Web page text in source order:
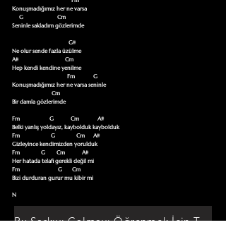
Konuşmadığımız her ne varsa
Seninle sakladım gözlerimde
Ne olur sende fazla üzülme
A#                                 Cm
Hep kendi kendine yenilme
Konuşmadığımız her ne varsa seninle
Bir damla gözlerimde
Fm                     G            Cm             A#
Belki yanlış yoldayız, kaybolduk kaybolduk
Fm                      G               Cm      A#
Gizleyince kendimizden yorulduk
Fm               G        Cm            A#
Her hatada telafi gerekli değil mi
Fm                           G       Cm
Bizi durduran gurur mu kibir mi
N
Bu Şarkıyı Çalmayı Öğrenmek İçin Tıklayın